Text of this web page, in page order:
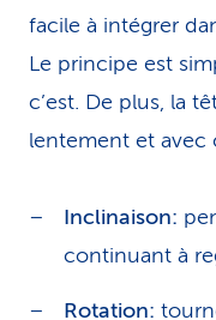
facile à intégrer
Le principe est
c’est. De plus, la
lentement et avec
Inclinaison:
continuant à
Rotation: